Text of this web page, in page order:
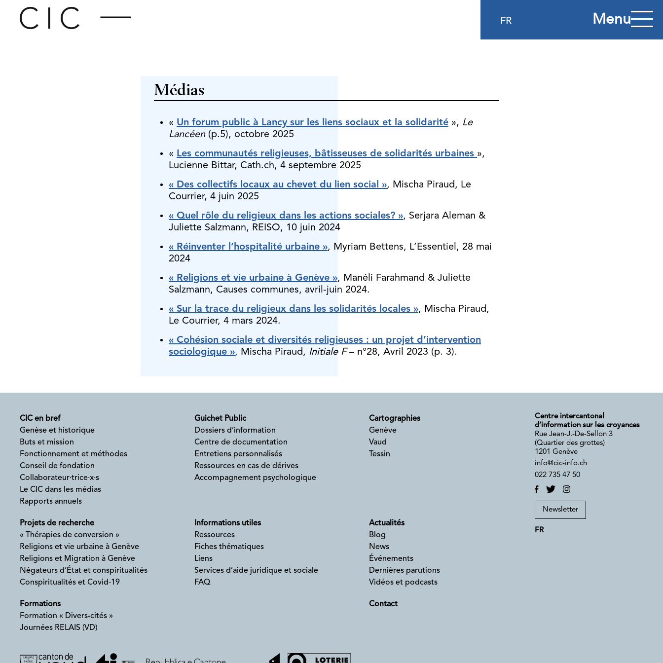
FR Menu
Médias
« Un forum public à Lancy sur les liens sociaux et la solidarité », Le
Lancéen (p.5), octobre 2025
« Les communautés religieuses, bâtisseuses de solidarités urbaines »,
Lucienne Bittar, Cath.ch, 4 septembre 2025
« Des collectifs locaux au chevet du lien social », Mischa Piraud, Le
Courrier, 4 juin 2025
« Quel rôle du religieux dans les actions sociales? », Serjara Aleman &
Juliette Salzmann, REISO, 10 juin 2024
« Réinventer l’hospitalité urbaine », Myriam Bettens, L’Essentiel, 28 mai
2024
« Religions et vie urbaine à Genève », Manéli Farahmand & Juliette
Salzmann, Causes communes, avril-juin 2024.
« Sur la trace du religieux dans les solidarités locales », Mischa Piraud,
Le Courrier, 4 mars 2024.
« Cohésion sociale et diversités religieuses : un projet d’intervention
sociologique », Mischa Piraud, Initiale F– n°28, Avril 2023 (p. 3).
CIC en bref
Genèse et historique
Buts et mission
Fonctionnement et méthodes
Conseil de fondation
Collaborateur·trice·x·s
Le CIC dans les médias
Rapports annuels
Guichet Public
Dossiers d’information
Centre de documentation
Entretiens personnalisés
Ressources en cas de dérives
Accompagnement psychologique
Cartographies
Genève
Vaud
Tessin
Projets de recherche
« Thérapies de conversion »
Religions et vie urbaine à Genève
Religions et Migration à Genève
Négateurs d’État et conspiritualités
Conspiritualités et Covid-19
Informations utiles
Ressources
Fiches thématiques
Liens
Services d’aide juridique et sociale
FAQ
Actualités
Blog
News
Événements
Dernières parutions
Vidéos et podcasts
Formations
Formation « Divers-cités »
Journées RELAIS (VD)
Contact
Centre intercantonal
d’information sur les croyances
Rue Jean-J.-De-Sellon 3
(Quartier des grottes)
1201 Genève
info@cic-info.ch
022 735 47 50
Newsletter
FR